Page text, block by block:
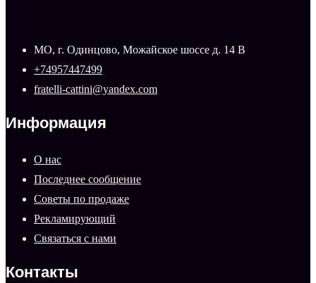
МО, г. Одинцово, Можайское шоссе д. 14 В
+74957447499
fratelli-cattini@yandex.com
Информация
О нас
Последнее сообщение
Советы по продаже
Рекламирующий
Связаться с нами
Контакты